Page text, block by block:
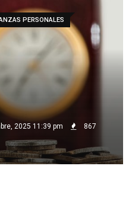
PERSONALES
2025 11:39 pm
867